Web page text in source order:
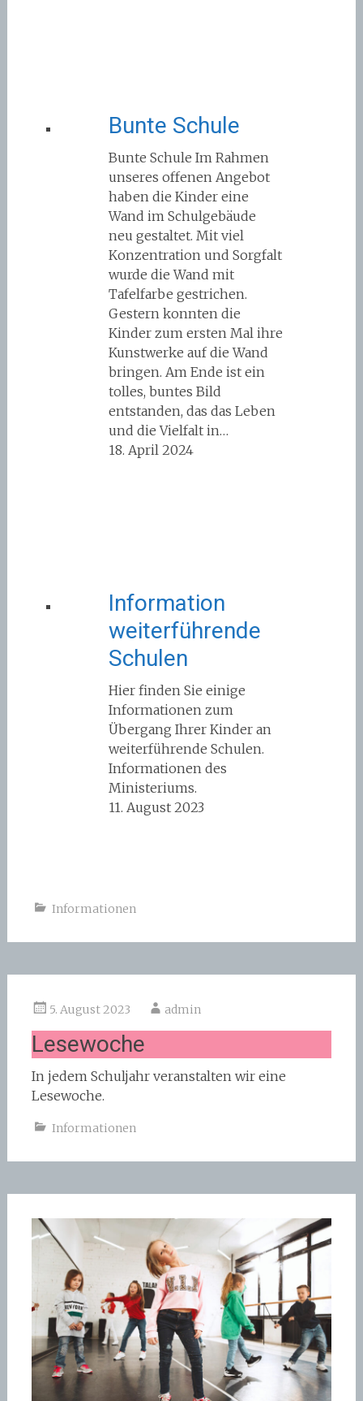
Bunte Schule
Bunte Schule Im Rahmen
unseres offenen Angebot
haben die Kinder eine
Wand im Schulgebäude
neu gestaltet. Mit viel
Konzentration und Sorgfalt
wurde die Wand mit
Tafelfarbe gestrichen.
Gestern konnten die
Kinder zum ersten Mal ihre
Kunstwerke auf die Wand
bringen. Am Ende ist ein
tolles, buntes Bild
entstanden, das das Leben
und die Vielfalt in…
18. April 2024
Information
weiterführende
Schulen
Hier finden Sie einige
Informationen zum
Übergang Ihrer Kinder an
weiterführende Schulen.
Informationen des
Ministeriums.
11. August 2023
Informationen
5. August 2023 admin
Lesewoche
In jedem Schuljahr veranstalten wir eine
Lesewoche.
Informationen